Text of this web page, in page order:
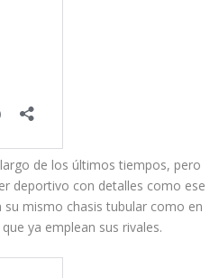
de los últimos tiempos, pero
deportivo con detalles como ese
su mismo chasis tubular como en
ya emplean sus rivales.